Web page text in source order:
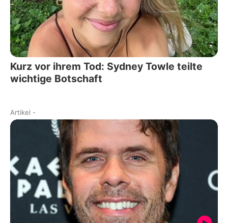
Kurz vor ihrem Tod: Sydney Towle teilte
wichtige Botschaft
Artikel -